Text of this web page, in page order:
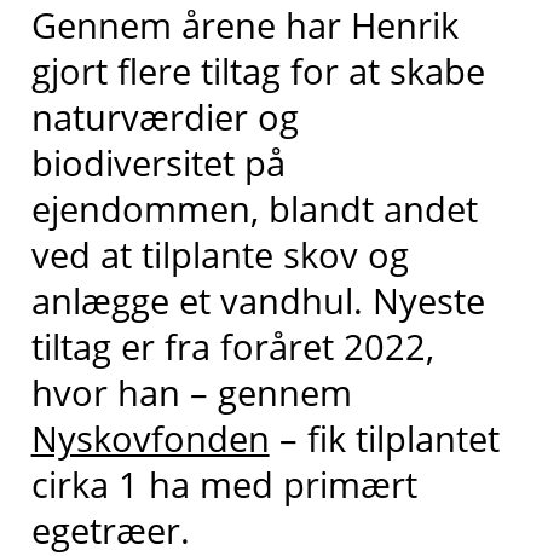
Gennem årene har Henrik
gjort flere tiltag for at skabe
naturværdier og
biodiversitet på
ejendommen, blandt andet
ved at tilplante skov og
anlægge et vandhul. Nyeste
tiltag er fra foråret 2022,
hvor han – gennem
Nyskovfonden – fik tilplantet
cirka 1 ha med primært
egetræer.